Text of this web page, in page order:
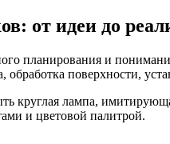
от идеи до
планирования и
поверхности,
круглая лампа,
и цветовой палитрой.